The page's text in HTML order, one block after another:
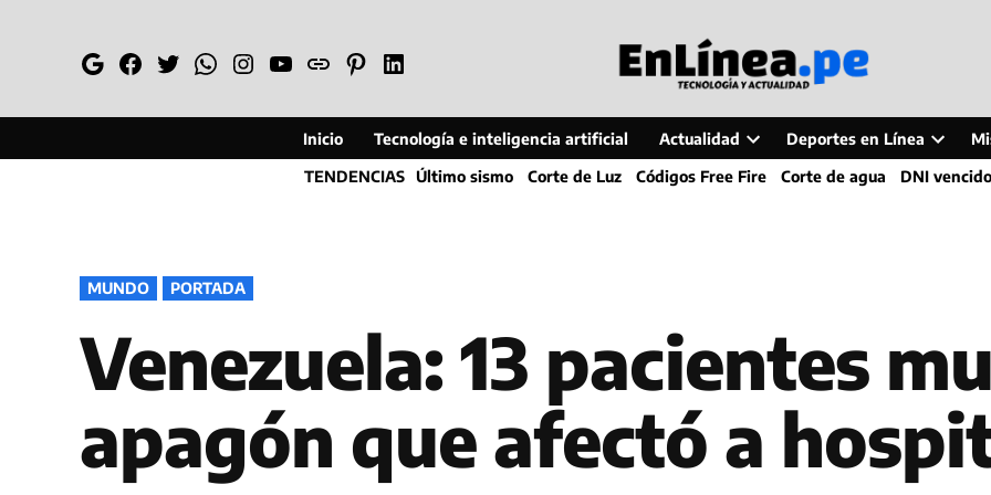
GoogleFacebook
TwitterWhatsapp
Instagram
YouTube
WebPinterestLinkedin
Inicio Tecnología e inteligencia artificial Actualidad
Open
dropdown
Deportes en Línea
Open
dropdown
TENDENCIAS Último sismo Corte de Luz Códigos Free Fire Corte de agua DNI vencido
PUBLICADO
EN
MUNDO PORTADA
Venezuela: 13 pacientes
apagón que afectó a